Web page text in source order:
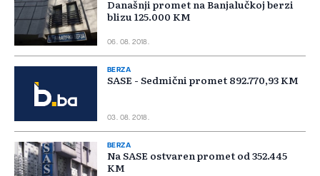
Današnji promet na Banjalučkoj berzi
blizu 125.000 KM
06. 08. 2018.
BERZA
SASE - Sedmični promet 892.770,93 KM
03. 08. 2018.
BERZA
Na SASE ostvaren promet od 352.445
KM